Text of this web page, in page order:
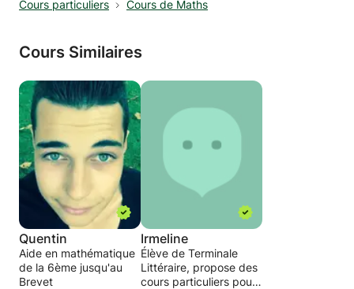
Cours particuliers Cours de Maths
Cours Similaires
Quentin
Aide en mathématique
de la 6ème jusqu'au
Brevet
Irmeline
Élève de Terminale
Littéraire, propose des
cours particuliers pour